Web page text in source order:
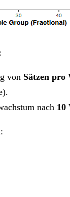
von Sätzen pro
nach 10